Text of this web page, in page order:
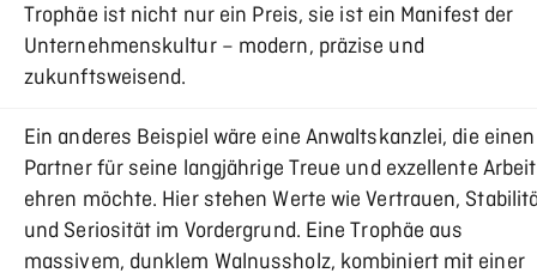
Trophäe ist nicht nur ein Preis, sie ist ein Manifest der
Unternehmenskultur – modern, präzise und
zukunftsweisend.
Ein anderes Beispiel wäre eine Anwaltskanzlei, die einen
Partner für seine langjährige Treue und exzellente Arbeit
ehren möchte. Hier stehen Werte wie Vertrauen,
und Seriosität im Vordergrund. Eine Trophäe aus
massivem, dunklem Walnussholz, kombiniert mit einer